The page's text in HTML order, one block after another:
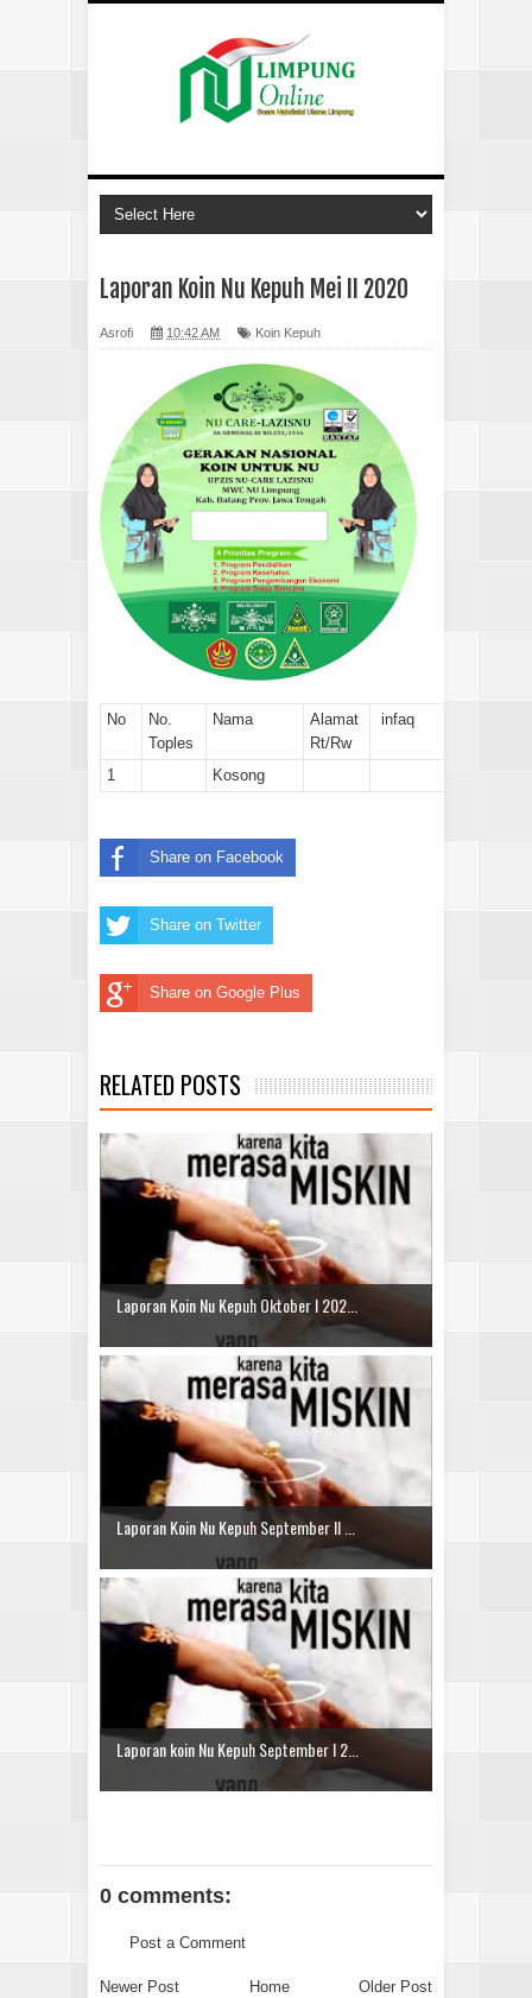
Laporan Koin Nu Kepuh Mei II 2020
Asrofi 10:42 AM Koin Kepuh
No
No.
Toples
Nama
Alamat
Rt/Rw
infaq
1 Kosong
Share on Facebook
Share on Twitter
Share on Google Plus
RELATED POSTS
Laporan Koin Nu Kepuh Oktober I 202...
Laporan Koin Nu Kepuh September II ...
Laporan koin Nu Kepuh September I 2...
0 comments:
Post a Comment
Newer Post Older Post
Home